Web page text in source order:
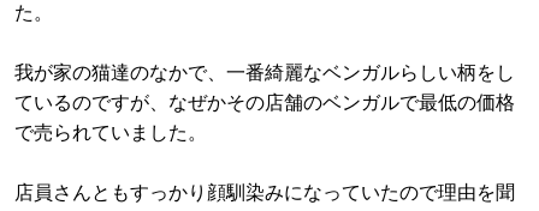
た。
我が家の猫達のなかで、一番綺麗なベンガルらしい柄をし
ているのですが、なぜかその店舗のベンガルで最低の価格
で売られていました。
店員さんともすっかり顔馴染みになっていたので理由を聞